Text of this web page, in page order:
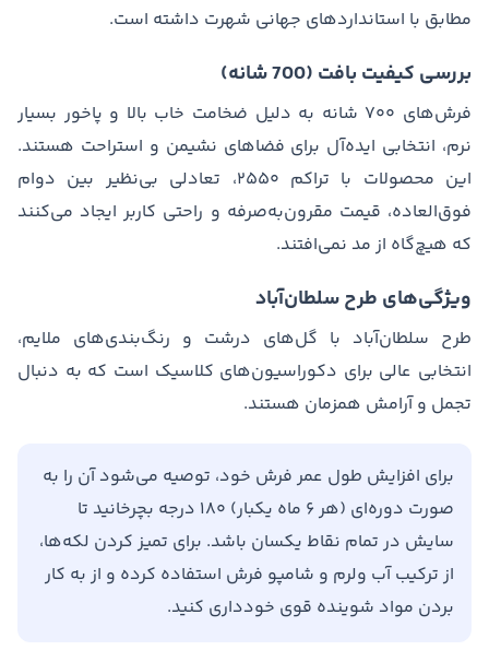
مطابق با استانداردهای جهانی شهرت داشته است.
بررسی کیفیت بافت (700 شانه)
فرش‌های ۷۰۰ شانه به دلیل ضخامت خاب بالا و پاخور بسیار
نرم، انتخابی ایده‌آل برای فضاهای نشیمن و استراحت هستند.
این محصولات با تراکم ۲۵۵۰، تعادلی بی‌نظیر بین دوام
فوق‌العاده، قیمت مقرون‌به‌صرفه و راحتی کاربر ایجاد می‌کنند
که هیچ‌گاه از مد نمی‌افتند.
ویژگی‌های طرح سلطان‌آباد
طرح سلطان‌آباد با گل‌های درشت و رنگ‌بندی‌های ملایم،
انتخابی عالی برای دکوراسیون‌های کلاسیک است که به دنبال
تجمل و آرامش همزمان هستند.
برای افزایش طول عمر فرش خود، توصیه می‌شود آن را به
صورت دوره‌ای (هر ۶ ماه یکبار) ۱۸۰ درجه بچرخانید تا
سایش در تمام نقاط یکسان باشد. برای تمیز کردن لکه‌ها،
از ترکیب آب ولرم و شامپو فرش استفاده کرده و از به کار
بردن مواد شوینده قوی خودداری کنید.